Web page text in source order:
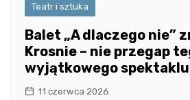
Teatr i sztuka
Balet „A dlaczego nie”
Krosnie – nie przegap
wyjątkowego
11 czerwca 2026